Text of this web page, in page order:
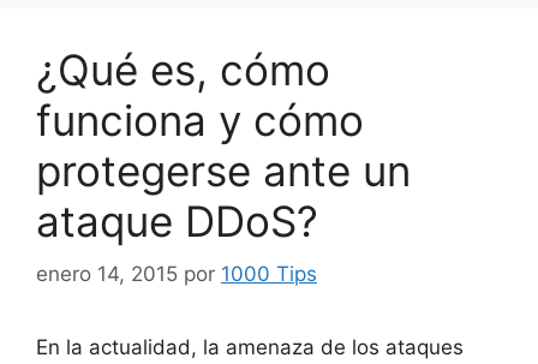
¿Qué es, cómo
funciona y cómo
protegerse ante un
ataque DDoS?
enero 14, 2015 por 1000 Tips
En la actualidad, la amenaza de los ataques